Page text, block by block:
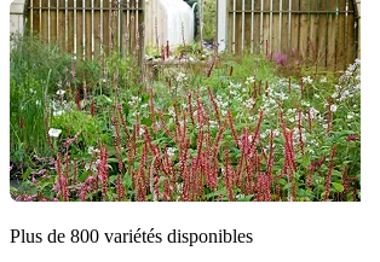
Plus de 800 variétés disponibles